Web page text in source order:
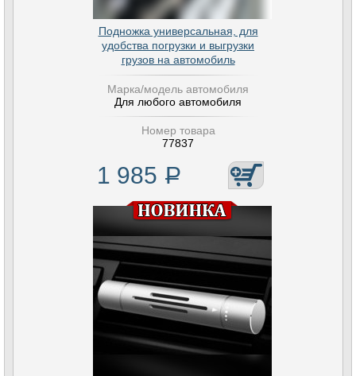
Подножка универсальная, для
удобства погрузки и выгрузки
грузов на автомобиль
Марка/модель автомобиля
Для любого автомобиля
Номер товара
77837
1 985 Р